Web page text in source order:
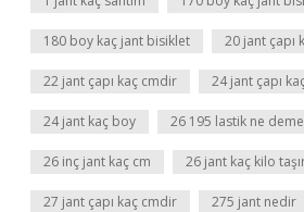
180 boy kaç jant bisiklet 20 jant çapı
22 jant çapı kaç cmdir 24 jant çapı
24 jant kaç boy 26 195 lastik ne
26 inç jant kaç cm 26 jant kaç kilo
27 jant çapı kaç cmdir 275 jant nedir